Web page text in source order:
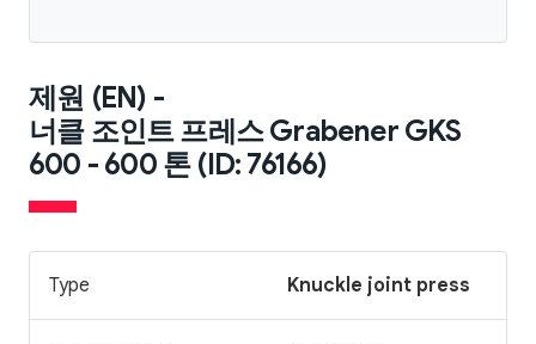
제원 (EN) -
너클 조인트 프레스 Grabener GKS
600 - 600 톤 (ID: 76166)
Type Knuckle joint press